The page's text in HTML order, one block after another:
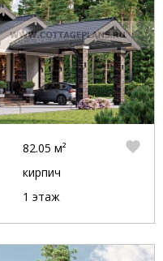
82.05 м²
кирпич
1 этаж